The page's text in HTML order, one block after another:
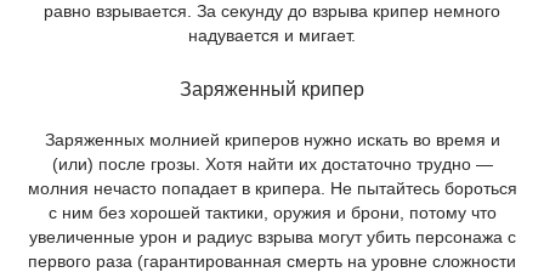
равно взрывается. За секунду до взрыва крипер немного
надувается и мигает.
Заряженный крипер
Заряженных молнией криперов нужно искать во время и
(или) после грозы. Хотя найти их достаточно трудно —
молния нечасто попадает в крипера. Не пытайтесь бороться
с ним без хорошей тактики, оружия и брони, потому что
увеличенные урон и радиус взрыва могут убить персонажа с
первого раза (гарантированная смерть на уровне сложности